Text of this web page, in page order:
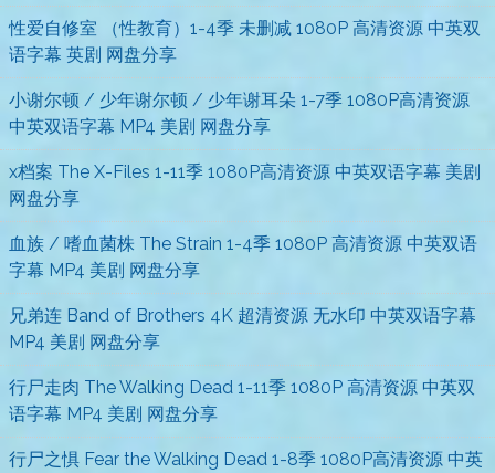
性爱自修室 （性教育）1-4季 未删减 1080P 高清资源 中英双
语字幕 英剧 网盘分享
小谢尔顿 / 少年谢尔顿 / 少年谢耳朵 1-7季 1080P高清资源
中英双语字幕 MP4 美剧 网盘分享
x档案 The X-Files 1-11季 1080P高清资源 中英双语字幕 美剧
网盘分享
血族 / 嗜血菌株 The Strain 1-4季 1080P 高清资源 中英双语
字幕 MP4 美剧 网盘分享
兄弟连 Band of Brothers 4K 超清资源 无水印 中英双语字幕
MP4 美剧 网盘分享
行尸走肉 The Walking Dead 1-11季 1080P 高清资源 中英双
语字幕 MP4 美剧 网盘分享
行尸之惧 Fear the Walking Dead 1-8季 1080P高清资源 中英